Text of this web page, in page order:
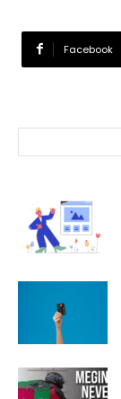
Facebook